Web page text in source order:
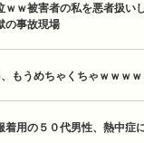
ｗｗ被害者の私を悪者扱い
の事故現場
もうめちゃくちゃｗｗｗｗ
着用の５０代男性、熱中症